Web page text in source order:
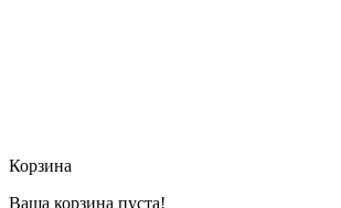
Корзина
Ваша корзина пуста!